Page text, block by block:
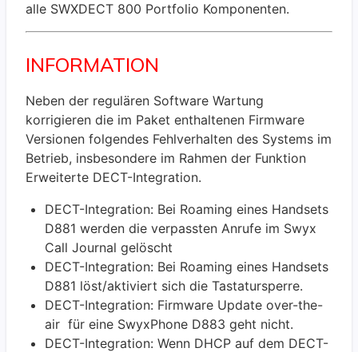
alle SWXDECT 800 Portfolio Komponenten.
INFORMATION
Neben der regulären Software Wartung
korrigieren die im Paket enthaltenen Firmware
Versionen folgendes Fehlverhalten des Systems im
Betrieb, insbesondere im Rahmen der Funktion
Erweiterte DECT-Integration.
DECT-Integration: Bei Roaming eines Handsets
D881 werden die verpassten Anrufe im Swyx
Call Journal gelöscht
DECT-Integration: Bei Roaming eines Handsets
D881 löst/aktiviert sich die Tastatursperre.
DECT-Integration: Firmware Update over-the-
air für eine SwyxPhone D883 geht nicht.
DECT-Integration: Wenn DHCP auf dem DECT-